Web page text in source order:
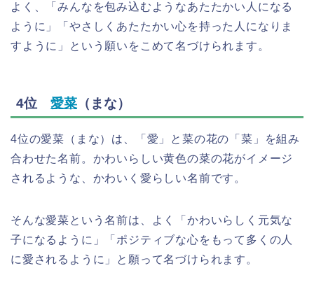
よく、「みんなを包み込むようなあたたかい人になる
ように」「やさしくあたたかい心を持った人になりま
すように」という願いをこめて名づけられます。
4位 愛菜 （まな）
4位の愛菜（まな）は、「愛」と菜の花の「菜」を組み
合わせた名前。かわいらしい黄色の菜の花がイメージ
されるような、かわいく愛らしい名前です。
そんな愛菜という名前は、よく「かわいらしく元気な
子になるように」「ポジティブな心をもって多くの人
に愛されるように」と願って名づけられます。